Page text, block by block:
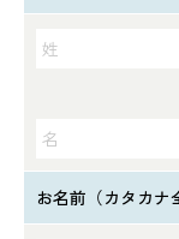
お名前（カタカナ